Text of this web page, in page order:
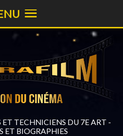
TECHNICIENS DU 7E ART -
ET BIOGRAPHIES